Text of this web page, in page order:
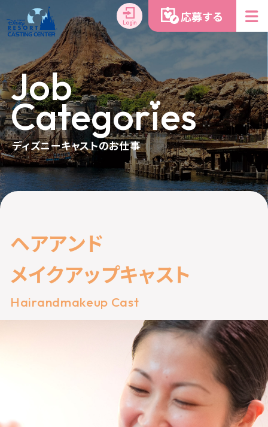
Login 応募する
Job
Categories
ディズニーキャストのお仕事
ヘアアンド
メイクアップキャスト
Hairandmakeup Cast